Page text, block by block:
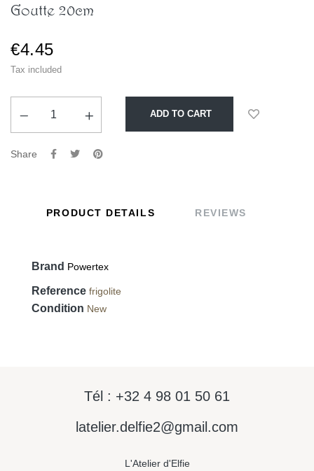
Goutte 20cm
€4.45
Tax included
ADD TO CART
Share
PRODUCT DETAILS REVIEWS
Brand Powertex
Reference frigolite
Condition New
Tél : +32 4 98 01 50 61
latelier.delfie2@gmail.com
L'Atelier d'Elfie